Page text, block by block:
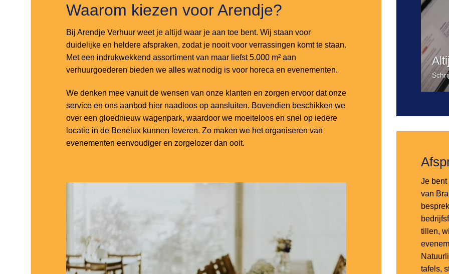
Waarom kiezen voor Arendje?
Bij Arendje Verhuur weet je altijd waar je aan toe bent. Wij staan voor
duidelijke en heldere afspraken, zodat je nooit voor verrassingen komt te staan.
Met een indrukwekkend assortiment van maar liefst 5.000 m² aan
verhuurgoederen bieden we alles wat nodig is voor horeca en evenementen.
We denken mee vanuit de wensen van onze klanten en zorgen ervoor dat onze
service en ons aanbod hier naadloos op aansluiten. Bovendien beschikken we
over een gloednieuw wagenpark, waardoor we moeiteloos en snel op iedere
locatie in de Benelux kunnen leveren. Zo maken we het organiseren van
evenementen eenvoudiger en zorgelozer dan ooit.
Je
van
tillen,
tafels,